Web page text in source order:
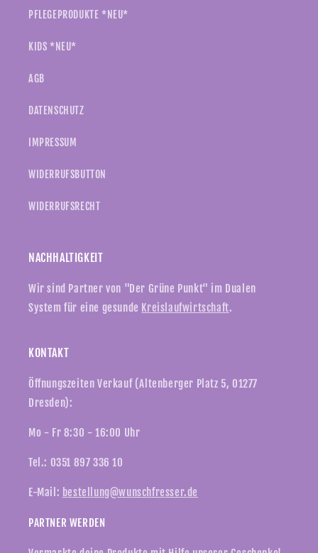
PFLEGEPRODUKTE *NEU*
KIDS *NEU*
AGB
DATENSCHUTZ
IMPRESSUM
WIDERRUFSBUTTON
WIDERRUFSRECHT
NACHHALTIGKEIT
Wir sind Partner von "Der Grüne Punkt" im Dualen
System für eine gesunde Kreislaufwirtschaft.
KONTAKT
Öffnungszeiten Verkauf (Altenberger Platz 5, 01277
Dresden):
Mo - Fr 8:30 - 16:00 Uhr
Tel.: 0351 897 336 10
E-Mail: bestellung@wunschfresser.de
PARTNER WERDEN